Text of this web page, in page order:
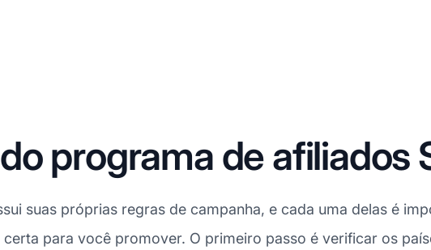
programa de afiliados
suas próprias regras de campanha, e cada uma delas é
para você promover. O primeiro passo é verificar os